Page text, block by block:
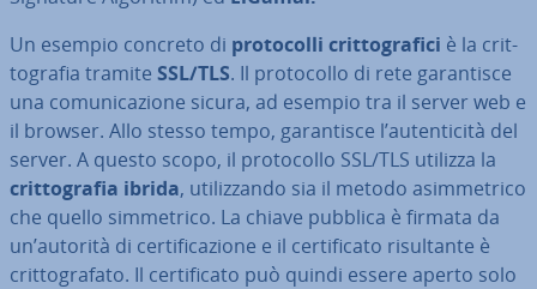
Un esempio concreto di pro­to­col­li crit­to­gra­fi­ci è la crit­
to­gra­fia tramite SSL/TLS. Il pro­to­col­lo di rete ga­ran­ti­sce
una co­mu­ni­ca­zio­ne sicura, ad esempio tra il server web e
il browser. Allo stesso tempo, ga­ran­ti­sce l’au­ten­ti­ci­tà del
server. A questo scopo, il pro­to­col­lo SSL/TLS utilizza la
crit­to­gra­fia ibrida, uti­liz­zan­do sia il metodo asim­me­tri­co
che quello sim­me­tri­co. La chiave pubblica è firmata da
un’autorità di cer­ti­fi­ca­zio­ne e il cer­ti­fi­ca­to ri­sul­tan­te è
crit­to­gra­fa­to. Il cer­ti­fi­ca­to può quindi essere aperto solo